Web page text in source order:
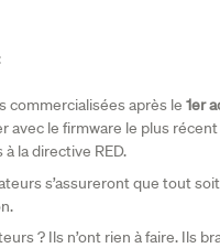
commercialisées après le 1er
avec le firmware le plus
la directive RED.
s’assureront que tout
? Ils n’ont rien à faire. Ils